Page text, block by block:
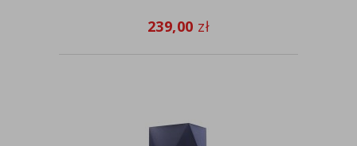
239,00 zł